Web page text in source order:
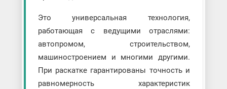
Это универсальная технология,
работающая с ведущими отраслями:
автопромом, строительством,
машиностроением и многими другими.
При раскатке гарантированы точность и
равномерность характеристик